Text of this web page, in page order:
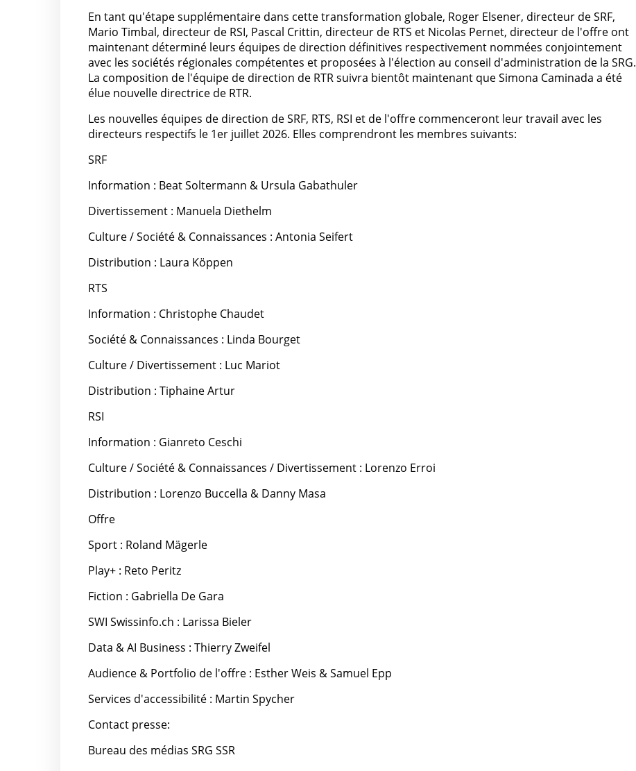
En tant qu'étape supplémentaire dans cette transformation globale, Roger Elsener, directeur de SRF,
Mario Timbal, directeur de RSI, Pascal Crittin, directeur de RTS et Nicolas Pernet, directeur de l'offre ont
maintenant déterminé leurs équipes de direction définitives respectivement nommées conjointement
avec les sociétés régionales compétentes et proposées à l'élection au conseil d'administration de la SRG.
La composition de l'équipe de direction de RTR suivra bientôt maintenant que Simona Caminada a été
élue nouvelle directrice de RTR.
Les nouvelles équipes de direction de SRF, RTS, RSI et de l'offre commenceront leur travail avec les
directeurs respectifs le 1er juillet 2026. Elles comprendront les membres suivants:
SRF
Information : Beat Soltermann & Ursula Gabathuler
Divertissement : Manuela Diethelm
Culture / Société & Connaissances : Antonia Seifert
Distribution : Laura Köppen
RTS
Information : Christophe Chaudet
Société & Connaissances : Linda Bourget
Culture / Divertissement : Luc Mariot
Distribution : Tiphaine Artur
RSI
Information : Gianreto Ceschi
Culture / Société & Connaissances / Divertissement : Lorenzo Erroi
Distribution : Lorenzo Buccella & Danny Masa
Offre
Sport : Roland Mägerle
Play+ : Reto Peritz
Fiction : Gabriella De Gara
SWI Swissinfo.ch : Larissa Bieler
Data & AI Business : Thierry Zweifel
Audience & Portfolio de l'offre : Esther Weis & Samuel Epp
Services d'accessibilité : Martin Spycher
Contact presse:
Bureau des médias SRG SSR